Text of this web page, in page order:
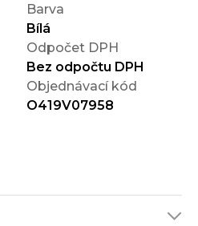
Barva
Bílá
Odpočet DPH
Bez odpočtu DPH
Objednávací kód
O419V07958